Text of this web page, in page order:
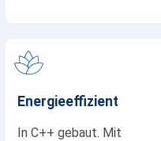
Energieeffizient
In C++ gebaut. Mit